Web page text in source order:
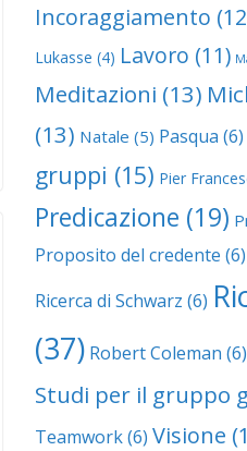
Incoraggiamento
Lukasse (4) Lavoro (11)
Meditazioni (13)
(13) Natale (5) Pasqua (6)
gruppi (15) Pier
Predicazione (19)
Proposito del credente (6)
Ricerca di Schwarz (6)
(37) Robert Coleman (6)
Studi per il gruppo
Teamwork(6) Visione